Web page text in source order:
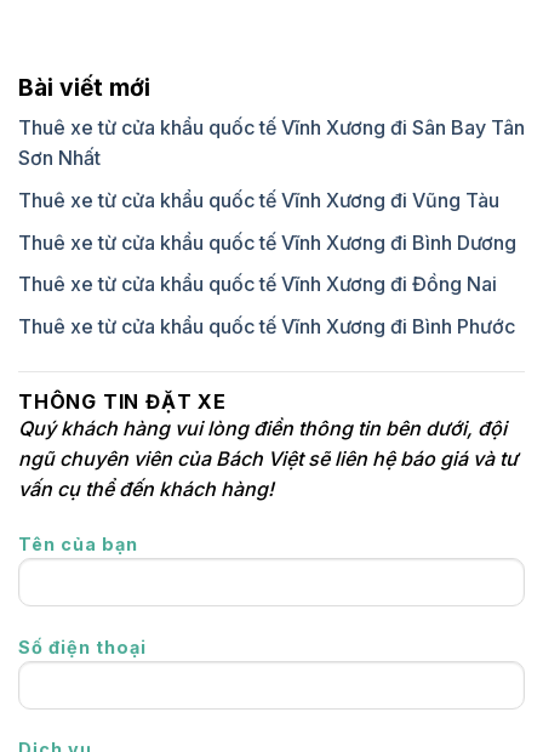
Bài viết mới
Thuê xe từ cửa khẩu quốc tế Vĩnh Xương đi Sân Bay Tân
Sơn Nhất
Thuê xe từ cửa khẩu quốc tế Vĩnh Xương đi Vũng Tàu
Thuê xe từ cửa khẩu quốc tế Vĩnh Xương đi Bình Dương
Thuê xe từ cửa khẩu quốc tế Vĩnh Xương đi Đồng Nai
Thuê xe từ cửa khẩu quốc tế Vĩnh Xương đi Bình Phước
THÔNG TIN ĐẶT XE
Quý khách hàng vui lòng điền thông tin bên dưới, đội
ngũ chuyên viên của Bách Việt sẽ liên hệ báo giá và tư
vấn cụ thể đến khách hàng!
Tên của bạn
Số điện thoại